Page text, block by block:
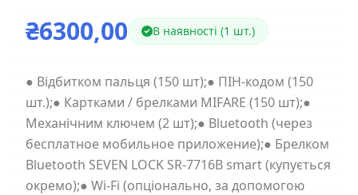
₴6300,00 В наявності (1 шт.)
● Відбитком пальця (150 шт);● ПІН-кодом (150
шт.);● Картками / брелками MIFARE (150 шт);●
Механічним ключем (2 шт);● Bluetooth (через
бесплатное мобильное приложение);● Брелком
Bluetooth SEVEN LOCK SR-7716B smart (купується
окремо);● Wi-Fi (опціонально, за допомогою